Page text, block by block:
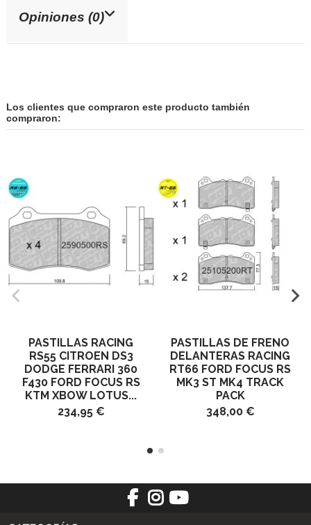
Opiniones (0)
Los clientes que compraron este producto también
compraron:
PASTILLAS RACING
RS55 CITROEN DS3
DODGE FERRARI 360
F430 FORD FOCUS RS
KTM XBOW LOTUS...
234,95 €
PASTILLAS DE FRENO
DELANTERAS RACING
RT66 FORD FOCUS RS
MK3 ST MK4 TRACK
PACK
348,00 €